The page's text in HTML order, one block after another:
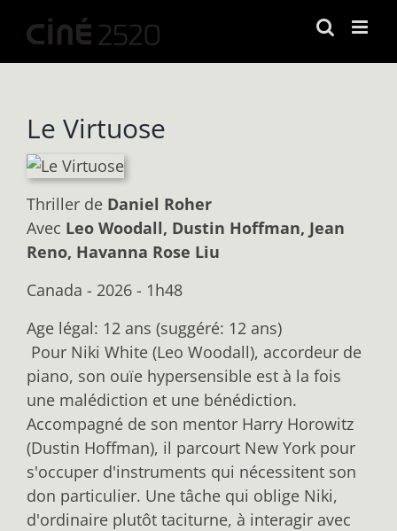
contenu
Le Virtuose
Thriller de Daniel Roher
Avec Leo Woodall, Dustin Hoffman, Jean
Reno, Havanna Rose Liu
Canada - 2026 - 1h48
Age légal: 12 ans (suggéré: 12 ans)
Pour Niki White (Leo Woodall), accordeur de
piano, son ouïe hypersensible est à la fois
une malédiction et une bénédiction.
Accompagné de son mentor Harry Horowitz
(Dustin Hoffman), il parcourt New York pour
s'occuper d'instruments qui nécessitent son
don particulier. Une tâche qui oblige Niki,
d'ordinaire plutôt taciturne, à interagir avec